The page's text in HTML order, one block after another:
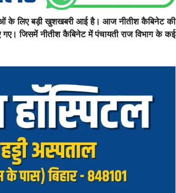
के लिए बड़ी खुशखबरी आई है। आज नीतीश कैबिनेट की
जिसमें नीतीश कैबिनेट में पंचायती राज विभाग के कई